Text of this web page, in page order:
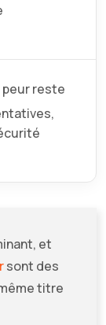
peur reste
et
sont des
titre